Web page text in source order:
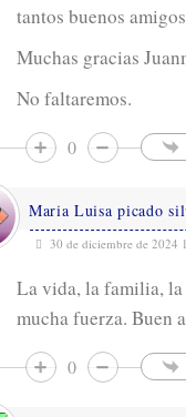
tantos buenos
Muchas gracias
No faltaremos.
0
Maria Luisa picado
30 de diciembre de 2024
La vida, la familia,
mucha fuerza. Buen
0